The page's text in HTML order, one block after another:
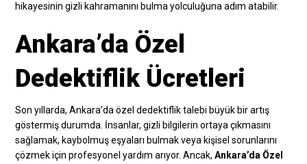
hikayesinin gizli kahramanını bulma yolculuğuna adım atabilir.
Ankara’da Özel
Dedektiflik Ücretleri
Son yıllarda, Ankara’da özel dedektiflik talebi büyük bir artış
göstermiş durumda. İnsanlar, gizli bilgilerin ortaya çıkmasını
sağlamak, kaybolmuş eşyaları bulmak veya kişisel sorunlarını
çözmek için profesyonel yardım arıyor. Ancak,Ankara’da Özel